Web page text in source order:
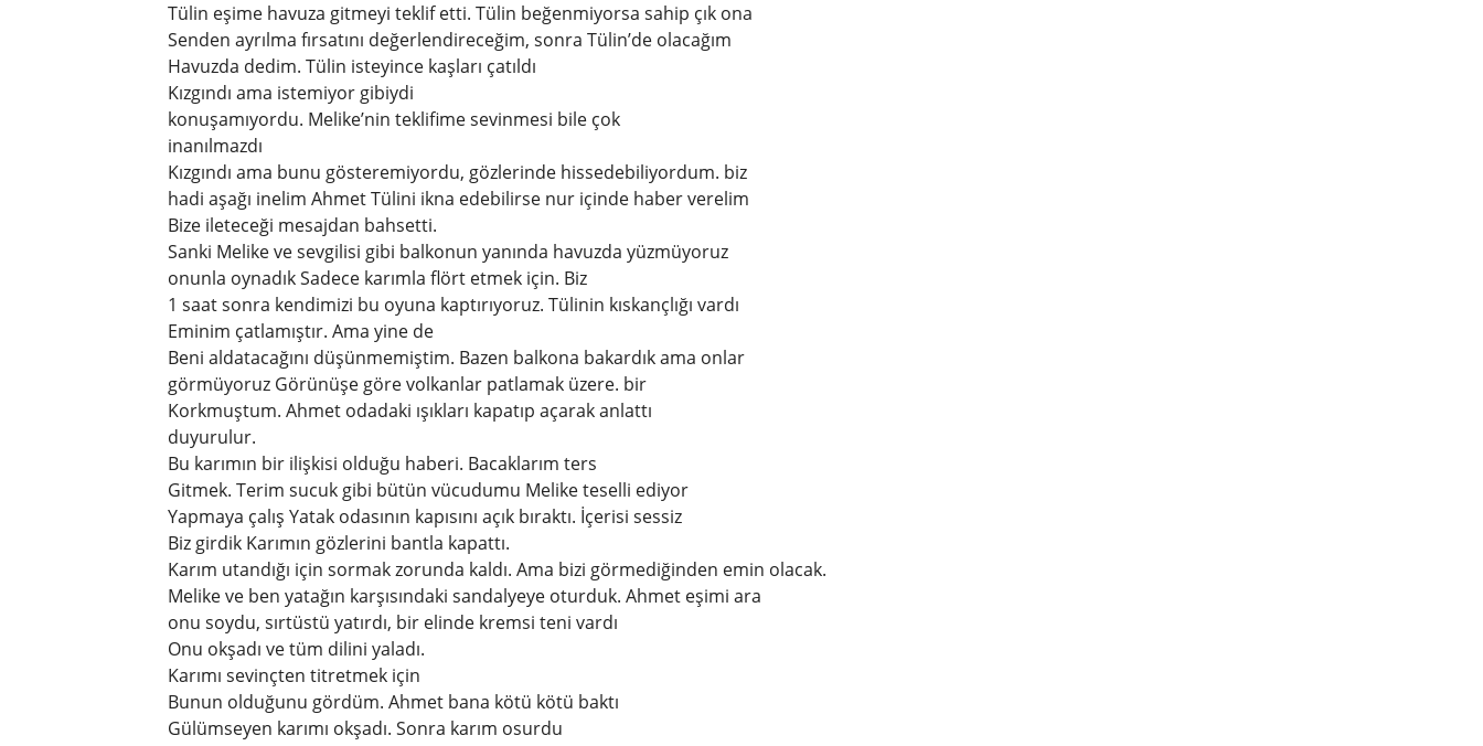
Tülin eşime havuza gitmeyi teklif etti. Tülin beğenmiyorsa sahip çık ona
Senden ayrılma fırsatını değerlendireceğim, sonra Tülin’de olacağım
Havuzda dedim. Tülin isteyince kaşları çatıldı
Kızgındı ama istemiyor gibiydi
konuşamıyordu. Melike’nin teklifime sevinmesi bile çok
inanılmazdı
Kızgındı ama bunu gösteremiyordu, gözlerinde hissedebiliyordum. biz
hadi aşağı inelim Ahmet Tülini ikna edebilirse nur içinde haber verelim
Bize ileteceği mesajdan bahsetti.
Sanki Melike ve sevgilisi gibi balkonun yanında havuzda yüzmüyoruz
onunla oynadık Sadece karımla flört etmek için. Biz
1 saat sonra kendimizi bu oyuna kaptırıyoruz. Tülinin kıskançlığı vardı
Eminim çatlamıştır. Ama yine de
Beni aldatacağını düşünmemiştim. Bazen balkona bakardık ama onlar
görmüyoruz Görünüşe göre volkanlar patlamak üzere. bir
Korkmuştum. Ahmet odadaki ışıkları kapatıp açarak anlattı
duyurulur.
Bu karımın bir ilişkisi olduğu haberi. Bacaklarım ters
Gitmek. Terim sucuk gibi bütün vücudumu Melike teselli ediyor
Yapmaya çalış Yatak odasının kapısını açık bıraktı. İçerisi sessiz
Biz girdik Karımın gözlerini bantla kapattı.
Karım utandığı için sormak zorunda kaldı. Ama bizi görmediğinden emin olacak.
Melike ve ben yatağın karşısındaki sandalyeye oturduk. Ahmet eşimi ara
onu soydu, sırtüstü yatırdı, bir elinde kremsi teni vardı
Onu okşadı ve tüm dilini yaladı.
Karımı sevinçten titretmek için
Bunun olduğunu gördüm. Ahmet bana kötü kötü baktı
Gülümseyen karımı okşadı. Sonra karım osurdu